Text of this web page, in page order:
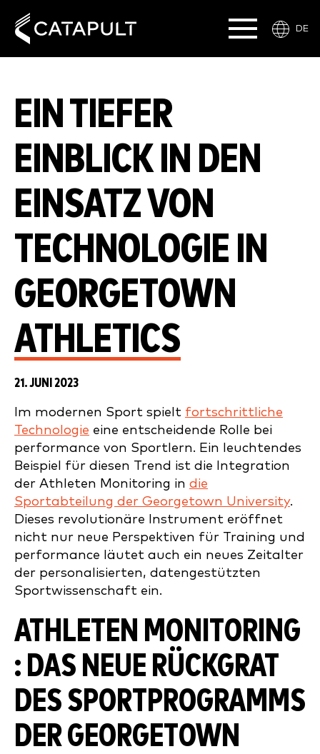
DE
EIN TIEFER
EINBLICK IN DEN
EINSATZ VON
TECHNOLOGIE IN
GEORGETOWN
ATHLETICS
21. JUNI 2023
Im modernen Sport spielt fortschrittliche
Technologie eine entscheidende Rolle bei
performance von Sportlern. Ein leuchtendes
Beispiel für diesen Trend ist die Integration
der Athleten Monitoring in die
Sportabteilung der Georgetown University.
Dieses revolutionäre Instrument eröffnet
nicht nur neue Perspektiven für Training und
performance läutet auch ein neues Zeitalter
der personalisierten, datengestützten
Sportwissenschaft ein.
ATHLETEN MONITORING
: DAS NEUE RÜCKGRAT
DES SPORTPROGRAMMS
DER GEORGETOWN